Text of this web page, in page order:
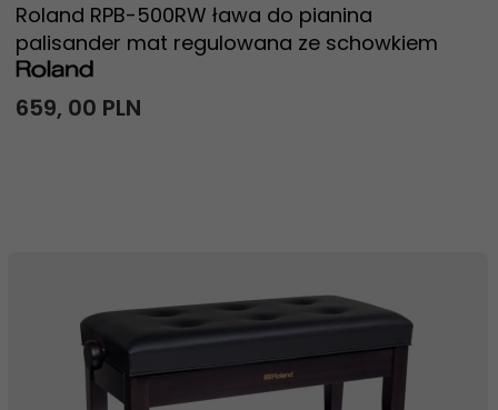
Roland RPB-500RW ława do pianina
palisander mat regulowana ze schowkiem
659, 00 PLN